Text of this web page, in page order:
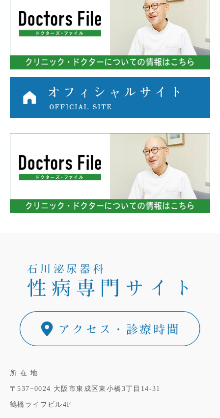
所 在 地
〒537−0024 大阪市東成区東小橋3丁目14-31
鶴橋ライフビル4F